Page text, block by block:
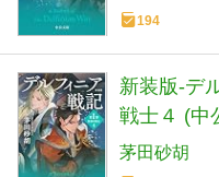
194
新装版-デ
戦士４ (中
茅田砂胡